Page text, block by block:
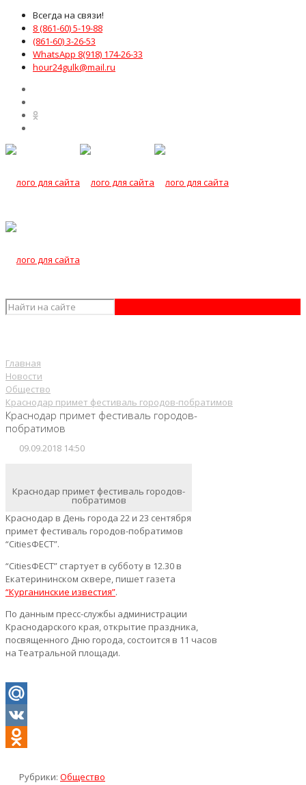
Всегда на связи!
8 (861-60) 5-19-88
(861-60) 3-26-53
WhatsApp 8(918) 174-26-33
hour24gulk@mail.ru
Главная
Новости
Общество
Краснодар примет фестиваль городов-побратимов
Краснодар примет фестиваль городов-
побратимов
09.09.2018 14:50
Краснодар примет фестиваль городов-
побратимов
Краснодар в День города 22 и 23 сентября
примет фестиваль городов-побратимов
“CitiesФЕСТ”.
“CitiesФЕСТ” стартует в субботу в 12.30 в
Екатерининском сквере, пишет газета
“Курганинские известия”.
По данным пресс-службы администрации
Краснодарского края, открытие праздника,
посвященного Дню города, состоится в 11 часов
на Театральной площади.
Mail.Ru
VK
Рубрики: Общество